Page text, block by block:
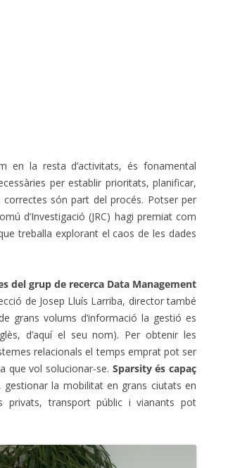
en la resta d’activitats, és fonamental
per establir prioritats, planificar,
són part del procés. Potser per
d’Investigació (JRC) hagi premiat com
treballa explorant el caos de les dades
del grup de recerca Data Management
de Josep Lluís Larriba, director també
grans volums d’informació la gestió es
d’aquí el seu nom). Per obtenir les
relacionals el temps emprat pot ser
que vol solucionar-se. Sparsity és capaç
gestionar la mobilitat en grans ciutats en
privats, transport públic i vianants pot